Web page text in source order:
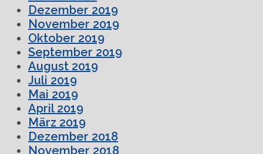
Dezember 2019
November 2019
Oktober 2019
September 2019
August 2019
Juli 2019
Mai 2019
April 2019
März 2019
Dezember 2018
November 2018